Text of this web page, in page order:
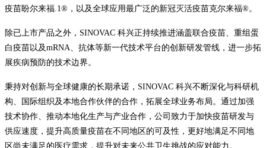
疫苗盼尔来福.1®，以及全球应用最广泛的新冠灭活疫苗克尔来福®。
除已上市产品之外，SINOVAC 科兴正持续推进涵盖联合疫苗、重组蛋
白疫苗以及mRNA、抗体等新一代技术平台的创新研发管线，进一步拓
展疾病预防的技术边界。
秉持对创新与全球健康的长期承诺，SINOVAC 科兴不断深化与科研机
构、国际组织及本地合作伙伴的合作，拓展全球业务布局。通过加强
技术协作、推动本地化生产与产业合作，公司致力于加快疫苗研发与
供应速度，提升高质量疫苗在不同地区的可及性，更好地满足不同地
区尚未满足的医疗需求，提升对未来公共卫生挑战的应对能力。